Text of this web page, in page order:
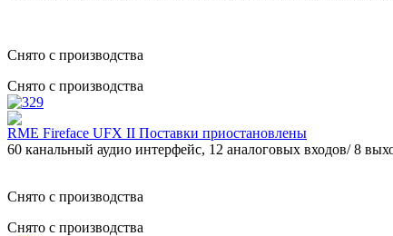
Снято с производства
Снято с производства
RME Firefaсe UFX II Поставки приостановлены
60 канальный аудио интерфейс, 12 аналоговых входов/ 8
Снято с производства
Снято с производства